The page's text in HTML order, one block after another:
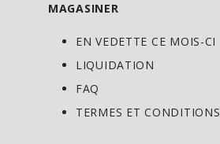
MAGASINER
EN VEDETTE CE MOIS-CI
LIQUIDATION
FAQ
TERMES ET CONDITIONS